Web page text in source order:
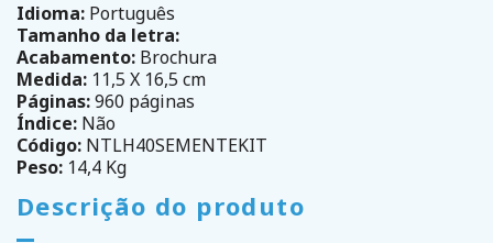
Idioma: Português
Tamanho da letra:
Acabamento: Brochura
Medida: 11,5 X 16,5 cm
Páginas:960 páginas
Índice: Não
Código: NTLH40SEMENTEKIT
Peso: 14,4 Kg
Descrição do produto